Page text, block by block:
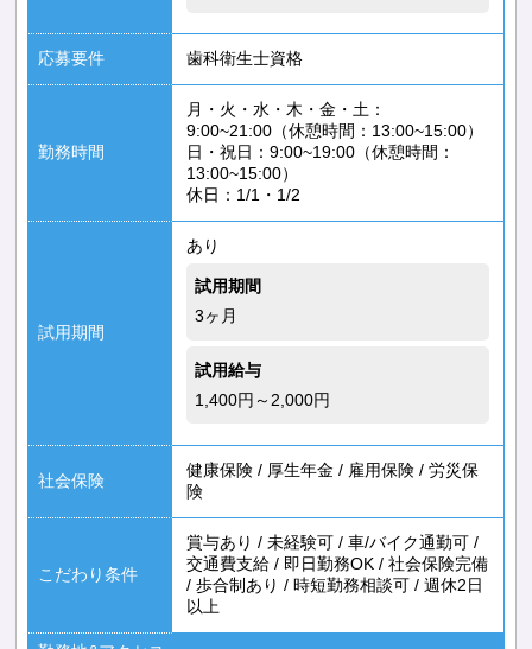
応募要件 歯科衛生士資格
勤務時間
月・火・水・木・金・土：
9:00~21:00（休憩時間：13:00~15:00）
日・祝日：9:00~19:00（休憩時間：
13:00~15:00）
休日：1/1・1/2
試用期間
あり
試用期間
3ヶ月
試用給与
1,400円～2,000円
社会保険
健康保険/ 厚生年金 / 雇用保険/ 労災保
険
こだわり条件
賞与あり / 未経験可/ 車/バイク通勤可/
交通費支給 / 即日勤務OK/ 社会保険完備
/ 歩合制あり / 時短勤務相談可/ 週休2日
以上